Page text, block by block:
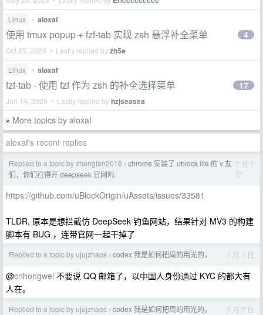
Linux • aloxaf
使用 tmux popup + fzf-tab 实现 zsh 悬浮补全菜单
Oct 25, 2020 • Lastly replied byzh5e
4
Linux • aloxaf
fzf-tab - 使用 fzf 作为 zsh 的补全选择菜单
Jun 14, 2020 • Lastly replied byhzjseasea
17
» More topics by aloxaf
aloxaf's recent replies
Replied to a topic by zhengfan2016 › chrome 安装了 ublock lite 的 v 友
们，你们打得开 deepseek 官网吗
7 月 7
日
https://github.com/uBlockOrigin/uAssets/issues/33581
TLDR, 原本是想拦截仿 DeepSeek 钓鱼网站，结果针对 MV3 的构建
脚本有 BUG ，连带官网一起干掉了
Replied to a topic by ujujzhaos › codex 我是如何把周的用光的， 7 月 7 日
@cnhongwei 不要说 QQ 邮箱了，以中国人身份通过 KYC 的都大有
人在。
Replied to a topic by ujujzhaos › codex 我是如何把周的用光的， 7 月 7 日